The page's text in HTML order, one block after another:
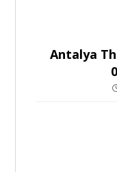
Antalya